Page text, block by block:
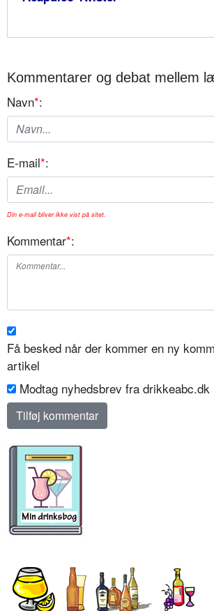
Kommentarer og debat mellem
Navn*:
E-mail*:
Din e-mail bliver ikke vist på sitet.
Kommentar*:
Få besked når der kommer en ny
artikel
Modtag nyhedsbrev fra drikkeabc.dk